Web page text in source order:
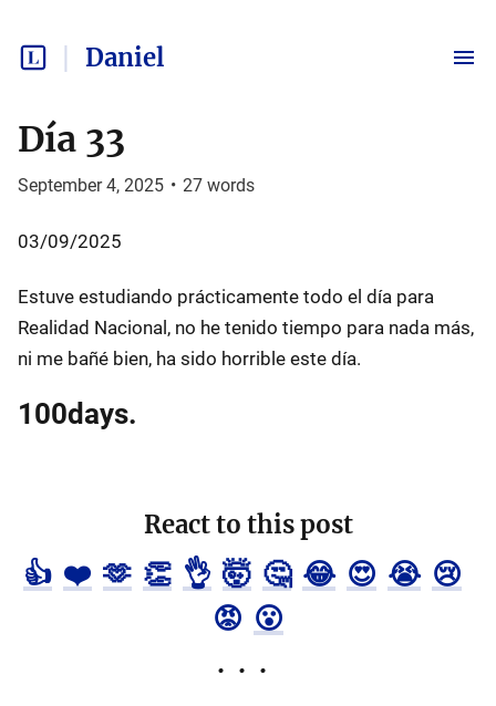
Daniel
Día 33
September 4, 2025 • 27 words
03/09/2025
Estuve estudiando prácticamente todo el día para
Realidad Nacional, no he tenido tiempo para nada más,
ni me bañé bien, ha sido horrible este día.
100days.
React to this post
👍 ❤️ 🫶 👏 👌 🤯 🤔 😂 😍 😭 😢
😡 😮